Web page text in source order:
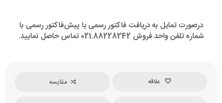
درصورت تمایل به دریافت فاکتور رسمی یا پیش‌فاکتور رسمی با
شماره تلفن واحد فروش 021.88228242 تماس حاصل نمایید.
علاقه مقایسه